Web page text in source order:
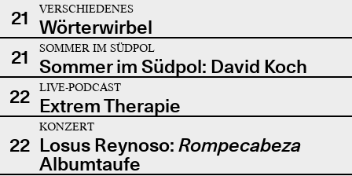
21
VERSCHIEDENES
Wörterwirbel
21
SOMMER IM SÜDPOL
Sommer im Südpol: David Koch
22
LIVE-PODCAST
Extrem Therapie
22
KONZERT
Losus Reynoso: Rompecabeza
Albumtaufe